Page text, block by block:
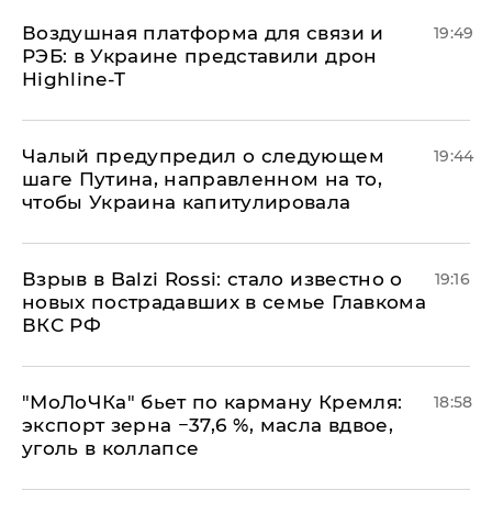
Воздушная платформа для связи и
РЭБ: в Украине представили дрон
Highline-T
19:49
Чалый предупредил о следующем
шаге Путина, направленном на то,
чтобы Украина капитулировала
19:44
Взрыв в Balzi Rossi: стало известно о
новых пострадавших в семье Главкома
ВКС РФ
19:16
​"МоЛоЧКа" бьет по карману Кремля:
экспорт зерна −37,6 %, масла вдвое,
уголь в коллапсе
18:58